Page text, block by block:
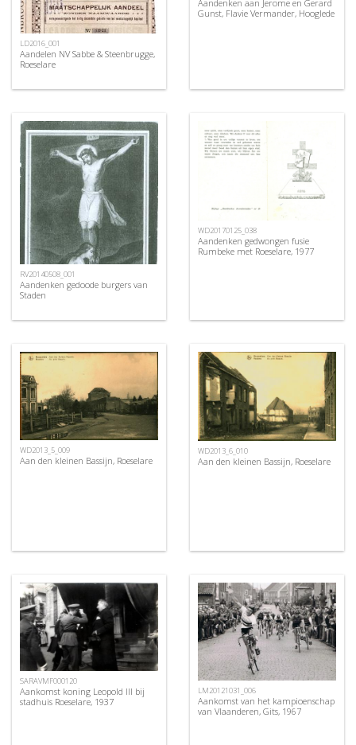
LD2016_001
Aandelen NV Sabbe & Steenbrugge,
Roeselare
Aandenken aan Jerome en Gerard
Gunst, Flavie Vermander, Hooglede
RV20140508_001
Aandenken gedoode burgers van
Staden
WD20170125_038
Aandenken gedwongen fusie
Rumbeke met Roeselare, 1977
WD2013_5_009
Aan den kleinen Bassijn, Roeselare
WD2013_6_010
Aan den kleinen Bassijn, Roeselare
SARAVMF000120
Aankomst koning Leopold III bij
stadhuis Roeselare, 1937
LM20121031_006
Aankomst van het kampioenschap
van Vlaanderen, Gits, 1967